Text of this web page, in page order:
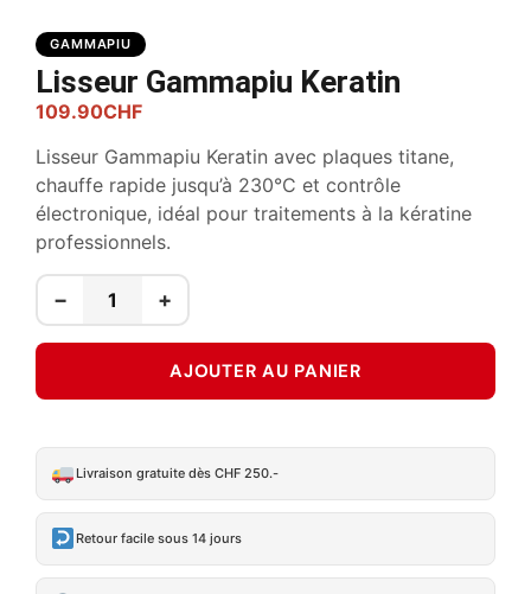
GAMMAPIU
Lisseur Gammapiu Keratin
109.90CHF
Lisseur Gammapiu Keratin avec plaques titane,
chauffe rapide jusqu’à 230°C et contrôle
électronique, idéal pour traitements à la kératine
professionnels.
− +
AJOUTER AU PANIER
Livraison gratuite dès CHF 250.-
Retour facile sous 14 jours